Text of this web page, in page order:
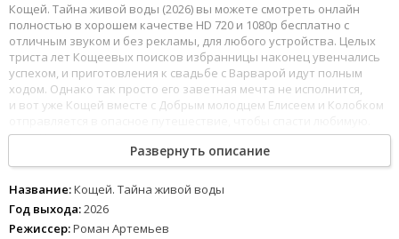
Кощей. Тайна живой воды (2026) вы можете смотреть онлайн
полностью в хорошем качестве HD 720 и 1080p бесплатно с
отличным звуком и без рекламы, для любого устройства. Целых
триста лет Кощеевых поисков избранницы наконец увенчались
успехом, и приготовления к свадьбе с Варварой идут полным
ходом. Однако так просто его заветная мечта не исполнится,
и вот уже Кощей вместе с Добрым молодцем Елисеем и Колобком
12345 678
Развернуть описание
Название:Кощей. Тайна живой воды
Год выхода:2026
Режиссер:Роман Артемьев